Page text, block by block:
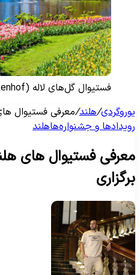
فستیوال گل‌های لاله (Keukenhof و Bloemencorso)
/هلند/معرفی فستیوال های
و جشنواره‌هاهلند
فستیوال های